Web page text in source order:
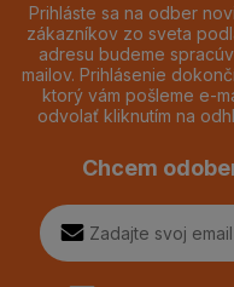
Prihláste sa na odber
zákazníkov zo sveta
adresu budeme
mailov. Prihlásenie
ktorý vám pošleme e-
odvolať kliknutím na
Chcem